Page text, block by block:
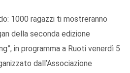
1000 ragazzi ti mostreranno
della seconda edizione
in programma a Ruoti venerdì 5
dall’Associazione